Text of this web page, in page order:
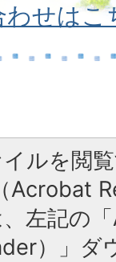
わせはこ
イルを閲
Acrobat
左記の
）」ダ